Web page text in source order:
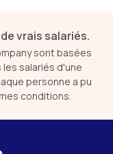
vrais salariés.
sont basées
salariés d'une
personne a pu
conditions.